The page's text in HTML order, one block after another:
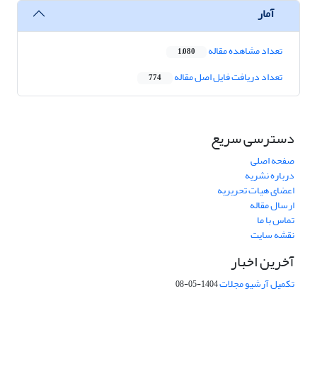
آمار
تعداد مشاهده مقاله 1,080
تعداد دریافت فایل اصل مقاله 774
دسترسی سریع
صفحه اصلی
درباره نشریه
اعضای هیات تحریریه
ارسال مقاله
تماس با ما
نقشه سایت
آخرین اخبار
تکمیل آرشیو مجلات1404-05-08